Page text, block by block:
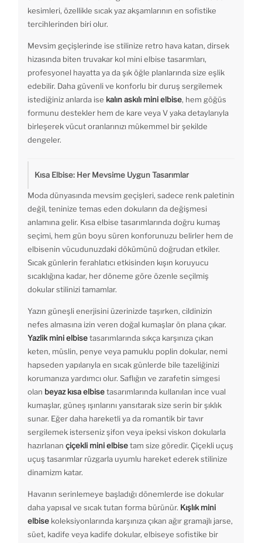
kesimleri, özellikle sıcak yaz akşamlarının en sofistike
tercihlerinden biri olur.
Mevsim geçişlerinde ise stilinize retro hava katan, dirsek
hizasında biten truvakar kol mini elbise tasarımları,
profesyonel hayatta ya da şık öğle planlarında size eşlik
edebilir. Daha güvenli ve konforlu bir duruş sergilemek
istediğiniz anlarda ise kalın askılı mini elbise, hem göğüs
formunu destekler hem de kare veya V yaka detaylarıyla
birleşerek vücut oranlarınızı mükemmel bir şekilde
dengeler.
Kısa Elbise: Her Mevsime Uygun Tasarımlar
Moda dünyasında mevsim geçişleri, sadece renk paletinin
değil, teninize temas eden dokuların da değişmesi
anlamına gelir. Kısa elbise tasarımlarında doğru kumaş
seçimi, hem gün boyu süren konforunuzu belirler hem de
elbisenin vücudunuzdaki dökümünü doğrudan etkiler.
Sıcak günlerin ferahlatıcı etkisinden kışın koruyucu
sıcaklığına kadar, her döneme göre özenle seçilmiş
dokular stilinizi tamamlar.
Yazın güneşli enerjisini üzerinizde taşırken, cildinizin
nefes almasına izin veren doğal kumaşlar ön plana çıkar.
Yazlik mini elbisetasarımlarında sıkça karşınıza çıkan
keten, müslin, penye veya pamuklu poplin dokular, nemi
hapseden yapılarıyla en sıcak günlerde bile tazeliğinizi
korumanıza yardımcı olur. Saflığın ve zarafetin simgesi
olan beyaz kısa elbisetasarımlarında kullanılan ince vual
kumaşlar, güneş ışınlarını yansıtarak size serin bir şıklık
sunar. Eğer daha hareketli ya da romantik bir tavır
sergilemek isterseniz şifon veya ipeksi viskon dokularla
hazırlanan çiçekli mini elbisetam size göredir. Çiçekli uçuş
uçuş tasarımlar rüzgarla uyumlu hareket ederek stilinize
dinamizm katar.
Havanın serinlemeye başladığı dönemlerde ise dokular
daha yapısal ve sıcak tutan forma bürünür. Kışlık mini
elbise koleksiyonlarında karşınıza çıkan ağır gramajlı jarse,
süet, kadife veya kadife dokular, elbiseye sofistike bir